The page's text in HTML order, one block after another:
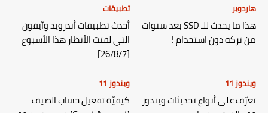
هاردوير
هذا ما يحدث للـ SSD بعد سنوات
من تركه دون استخدام !
تطبيقات
أحدث تطبيقات أندرويد وآيفون
التي لفتت الأنظار هذا الأسبوع
[26/8/7]
ويندوز 11
تعرّف على أنواع تحديثات ويندوز
ويندوز 11
كيفيّة تفعيل حساب الضيف